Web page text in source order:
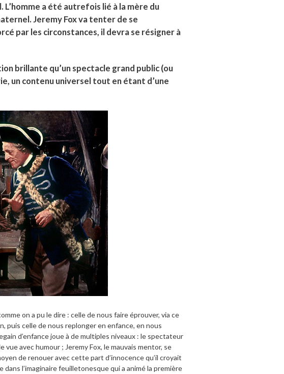
a été autrefois lié à la mère du
Jeremy Fox va tenter de se
par les circonstances, il devra se résigner à
brillante qu’un spectacle grand public (ou
un contenu universel tout en étant d’une
on a pu le dire : celle de nous faire éprouver, via ce
puis celle de nous replonger en enfance, en nous
d’enfance joue à de multiples niveaux : le spectateur
avec humour ; Jeremy Fox, le mauvais mentor, se
de renouer avec cette part d’innocence qu’il croyait
l’imaginaire feuilletonesque qui a animé la première